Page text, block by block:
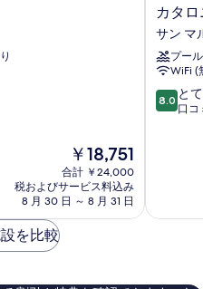
現
在
の
料
金
￥18,751
合計 ￥24,000
税およびサービス料込み
8 月 30 日 ～ 8 月 31 日
カ
タ
ロ
ニ
ア
サ
グ
ア
カタ
サン マ
プール
WiFi (
10
段
良
8.0 と
口コ
を比較